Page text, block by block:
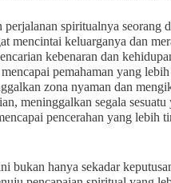
spiritualnya seorang
mencintai keluarganya dan
kebenaran dan
pemahaman yang
zona nyaman dan
meninggalkan segala
pencerahan yang lebih
bukan hanya sekadar